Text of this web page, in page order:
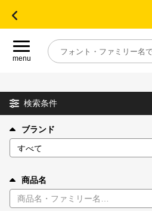
menu
目的別フォントガイド
特集
年間ライセンス商品
検索条件
ブランド
商品名